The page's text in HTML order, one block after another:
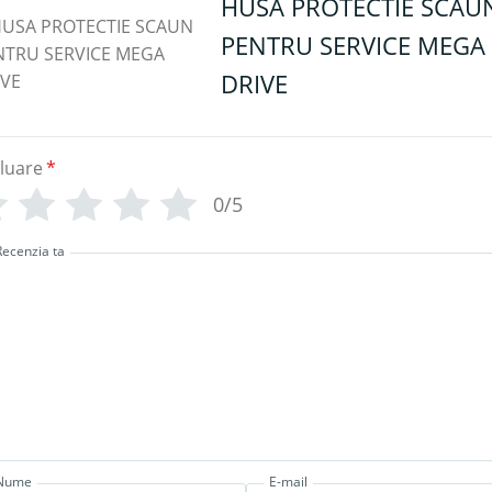
HUSA PROTECTIE
PENTRU SERVICE MEGA
DRIVE
*
0/5
ta
E-mail